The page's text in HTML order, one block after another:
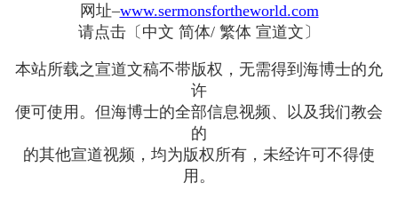
网址–www.sermonsfortheworld.com
请点击〔中文 简体/ 繁体 宣道文〕
本站所载之宣道文稿不带版权，无需得到海博士的允
许
便可使用。但海博士的全部信息视频、以及我们教会
的
的其他宣道视频，均为版权所有，未经许可不得使
用。